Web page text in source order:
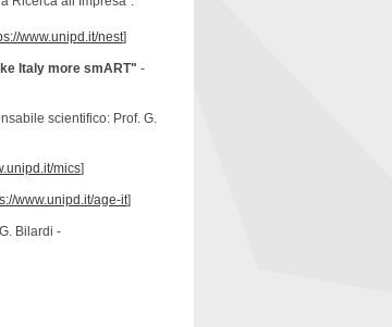
www.unipd.it/nest]
Italy more smART" -
scientifico: Prof. G.
mics]
www.unipd.it/age-it]
Bilardi -